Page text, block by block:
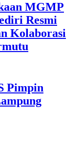
MGMP
Resmi
Kolaborasi
Pimpin